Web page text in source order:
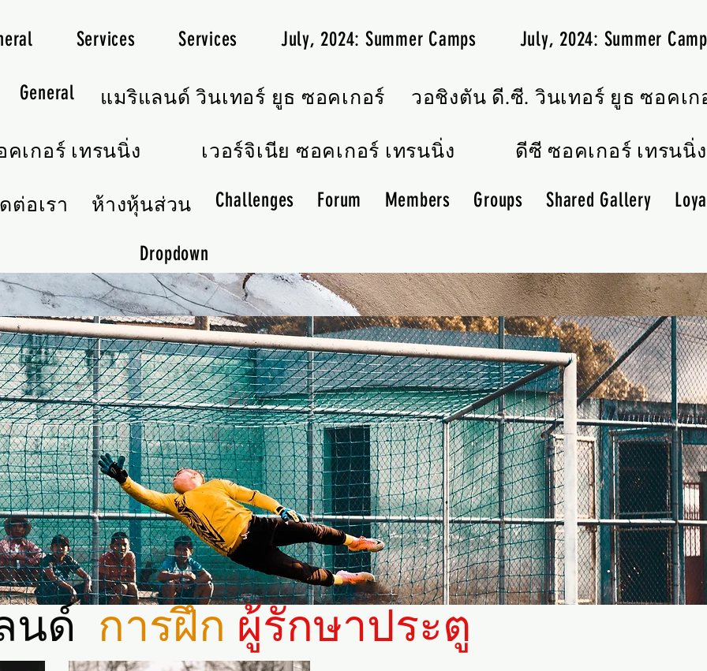
Services Services July, 2024: Summer Camps July, 2024: Summer
General แมริแลนด์ วินเทอร์ ยูธ ซอคเกอร์ วอชิงตัน ดี.ซี. วินเทอร์ ยูธ ซอคเก
เกอร์ เทรนนิ่ง เวอร์จิเนีย ซอคเกอร์ เทรนนิ่ง ดีซี ซอคเกอร์ เทรนนิ่ง
ต่อเรา ห้างหุ้นส่วน Challenges Forum Members Groups Shared Gallery
Dropdown
นด์การฝึกผู้รักษาประตู